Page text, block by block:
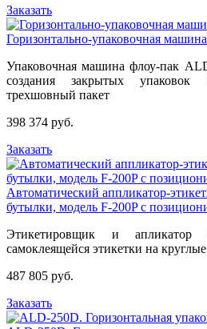
Заказать
Горизонтально-упаковочная
Упаковочная машина флоу-пак
создания закрытых
трехшовный пакет
398 374 руб.
Заказать
Автоматический аппликатор-
бутылки, модель F-200P с
Этикетировщик и апликатор
самоклеящейся этикетки на
487 805 руб.
Заказать